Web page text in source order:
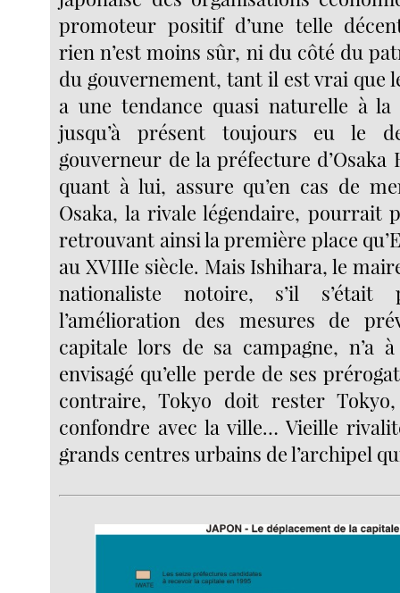
promoteur positif d’une telle
rien n’est moins sûr, ni du côté du
du gouvernement, tant il est vrai que
a une tendance quasi naturelle à
jusqu’à présent toujours eu le
gouverneur de la préfecture d’Osaka
quant à lui, assure qu’en cas de
Osaka, la rivale légendaire, pourrait
retrouvant ainsi la première place
au XVIIIe siècle. Mais Ishihara, le
nationaliste notoire, s’il s’était
l’amélioration des mesures de
capitale lors de sa campagne, n’a
envisagé qu’elle perde de ses
contraire, Tokyo doit rester
confondre avec la ville… Vieille
grands centres urbains de l’archipel